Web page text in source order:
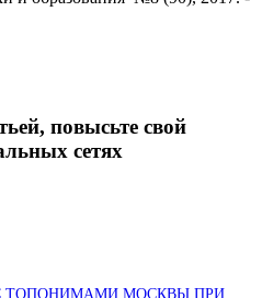
повысьте свой
сетях
ТОПОНИМАМИ МОСКВЫ ПРИ